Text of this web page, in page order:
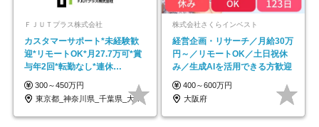
ＦＪＵＴプラス株式会社
カスタマーサポート*未経験歓
迎*リモートOK*月27.7万可*賞
与年2回*転勤なし*連休
OK/ZE010232
300～450万円
東京都_神奈川県_千葉県_大阪府_愛知県…
株式会社さくらインベスト
経営企画・リサーチ／月給30万
円～／リモートOK／土日祝休
み／生成AIを活用できる方歓迎
400～600万円
大阪府